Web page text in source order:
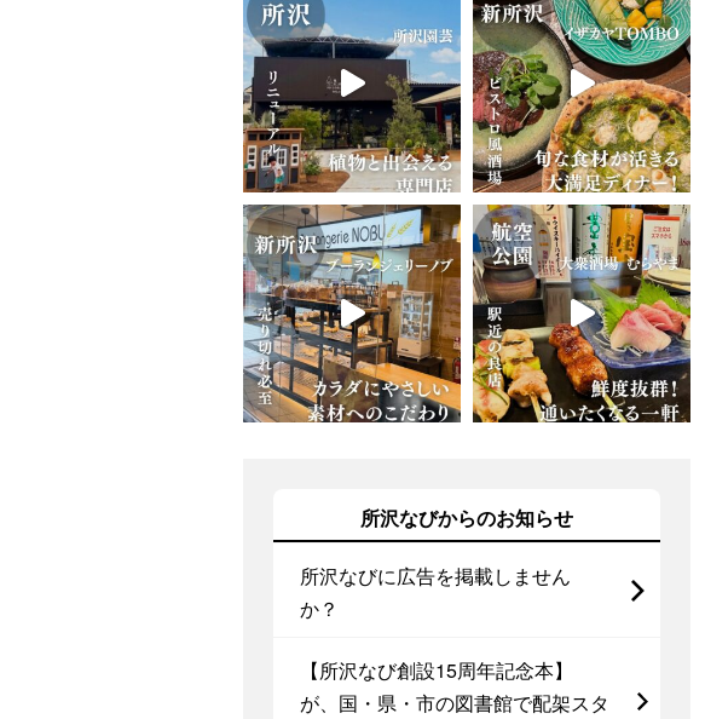
所沢なびからのお知らせ
所沢なびに広告を掲載しません
か？
【所沢なび創設15周年記念本】
が、国・県・市の図書館で配架スタ